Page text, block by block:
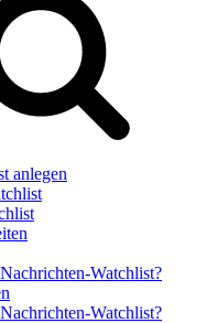
anlegen
Watchlist?
Watchlist?